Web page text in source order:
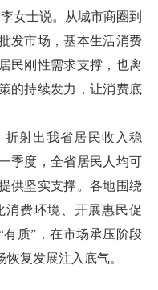
女士说。从城市商圈到
发市场，基本生活消费
民刚性需求支撑，也离
的持续发力，让消费底
射出我省居民收入稳
季度，全省居民人均可
供坚实支撑。各地围绕
消费环境、开展惠民促
质”，在市场承压阶段
复发展注入底气。